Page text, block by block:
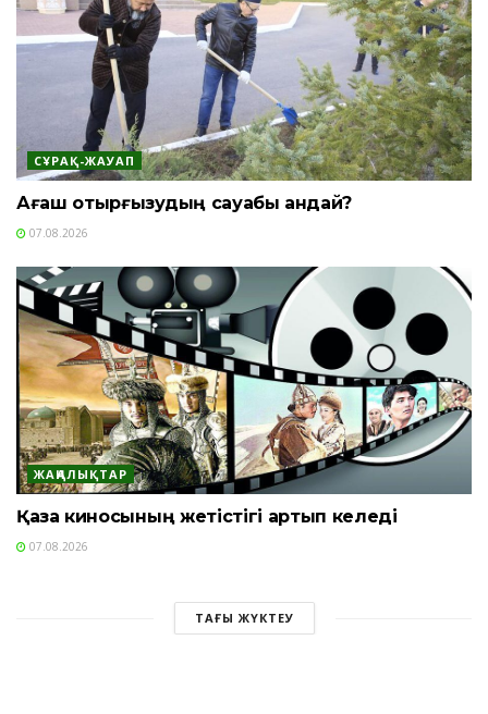
СҰРАҚ-ЖАУАП
Ағаш отырғызудың сауабы қандай?
07.08.2026
ЖАҢАЛЫҚТАР
Қазақ киносының жетістігі артып келеді
07.08.2026
ТАҒЫ ЖҮКТЕУ